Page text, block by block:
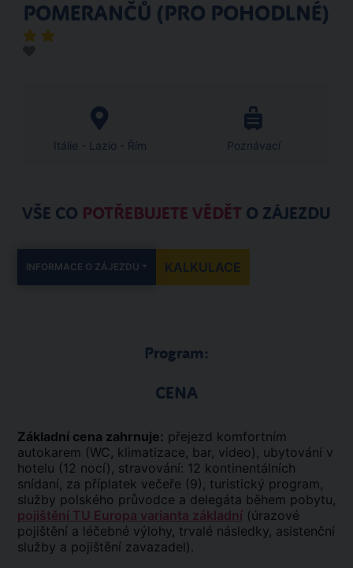
POMERANČŮ (PRO POHODLNÉ)
Itálie - Lazio - Řím Poznávací
VŠE CO POTŘEBUJETE VĚDĚT O ZÁJEZDU
INFORMACE O ZÁJEZDU KALKULACE
Program:
CENA
Základní cena zahrnuje: přejezd komfortním
autokarem (WC, klimatizace, bar, video), ubytování v
hotelu (12 nocí), stravování: 12 kontinentálních
snídaní, za příplatek večeře (9), turistický program,
služby polského průvodce a delegáta během pobytu,
pojištění TU Europa varianta základní (úrazové
pojištění a léčebné výlohy, trvalé následky, asistenční
služby a pojištění zavazadel).